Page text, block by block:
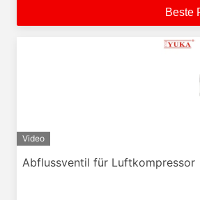
Beste
Video
Abflussventil für Luftkompressor